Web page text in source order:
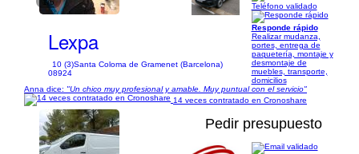
1/6
Lexpa
10 (3)Santa Coloma de Gramenet (Barcelona)
08924
Teléfono validado
Responde rápido
Realizar mudanza,
portes, entrega de
paquetería, montaje y
desmontaje de
muebles, transporte,
domicilios
Anna dice: "Un chico muy profesional y amable. Muy puntual con el servicio"
14 veces contratado en Cronoshare
Pedir presupuesto